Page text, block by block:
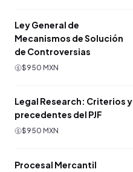
Ley General de
Mecanismos de Solución
de Controversias
$950 MXN
Legal Research: Criterios y
precedentes del PJF
$950 MXN
Procesal Mercantil